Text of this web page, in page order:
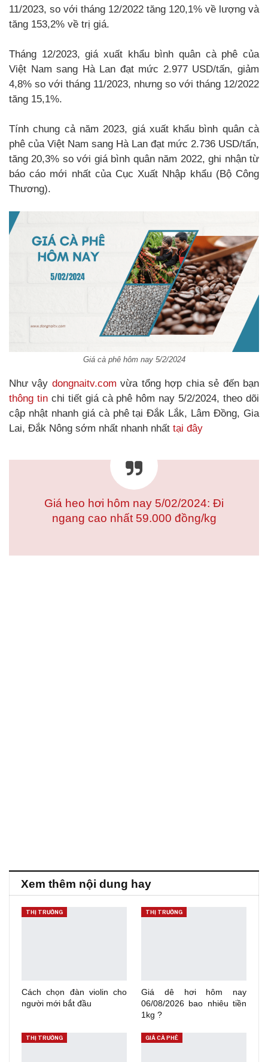
11/2023, so với tháng 12/2022 tăng 120,1% về lượng và
tăng 153,2% về trị giá.
Tháng 12/2023, giá xuất khẩu bình quân cà phê của
Việt Nam sang Hà Lan đạt mức 2.977 USD/tấn, giảm
4,8% so với tháng 11/2023, nhưng so với tháng 12/2022
tăng 15,1%.
Tính chung cả năm 2023, giá xuất khẩu bình quân cà
phê của Việt Nam sang Hà Lan đạt mức 2.736 USD/tấn,
tăng 20,3% so với giá bình quân năm 2022, ghi nhận từ
báo cáo mới nhất của Cục Xuất Nhập khẩu (Bộ Công
Thương).
Giá cà phê hôm nay 5/2/2024
Như vậy dongnaitv.com vừa tổng hợp chia sẻ đến bạn
thông tinchi tiết giá cà phê hôm nay 5/2/2024, theo dõi
cập nhật nhanh giá cà phê tại Đắk Lắk, Lâm Đồng, Gia
Lai, Đắk Nông sớm nhất nhanh nhất tại đây
Giá heo hơi hôm nay 5/02/2024: Đi
ngang cao nhất 59.000 đồng/kg
Xem thêm nội dung hay
THỊ TRƯỜNG
Cách chọn đàn violin cho
người mới bắt đầu
THỊ TRƯỜNG
Giá dê hơi hôm nay
06/08/2026 bao nhiêu tiền
1kg ?
THỊ TRƯỜNG GIÁ CÀ PHÊ